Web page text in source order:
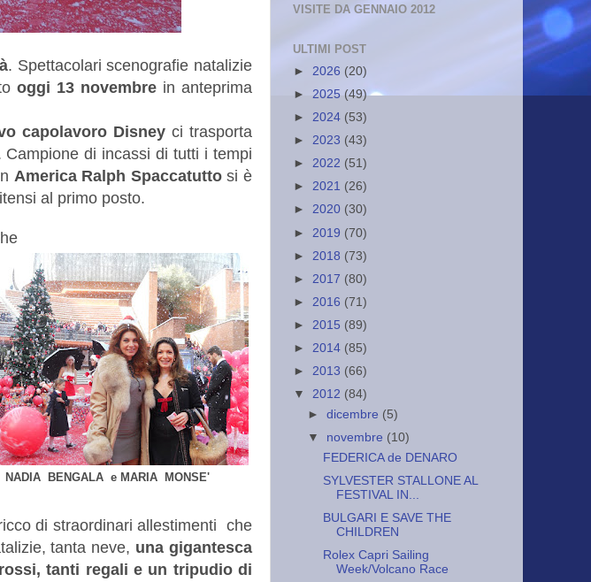
. Spettacolari scenografie natalizie
oggi 13 novembre in anteprima
capolavoro Disneyci trasporta
di incassi di tutti i tempi
America Ralph Spaccatuttosi è
al primo posto.
NADIA BENGALA e MARIA MONSE'
di straordinari allestimenti che
tanta neve, una gigantesca
tanti regali e un tripudio di
VISITE DA GENNAIO 2012
ULTIMI POST
► 2026 (20)
► 2025 (49)
► 2024 (53)
► 2023 (43)
► 2022 (51)
► 2021 (26)
► 2020 (30)
► 2019 (70)
► 2018 (73)
► 2017 (80)
► 2016 (71)
► 2015 (89)
► 2014 (85)
► 2013 (66)
▼ 2012 (84)
►dicembre (5)
▼ novembre (10)
FEDERICA de DENARO
SYLVESTER STALLONE AL
FESTIVAL IN...
BULGARI E SAVE THE
CHILDREN
Rolex Capri Sailing
Week/Volcano Race